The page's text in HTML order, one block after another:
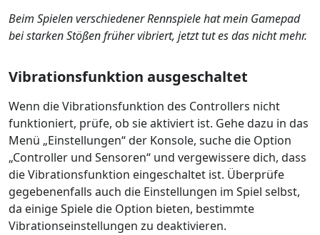
Beim Spielen verschiedener Rennspiele hat mein Gamepad
bei starken Stößen früher vibriert, jetzt tut es das nicht mehr.
Vibrationsfunktion ausgeschaltet
Wenn die Vibrationsfunktion des Controllers nicht
funktioniert, prüfe, ob sie aktiviert ist. Gehe dazu in das
Menü „Einstellungen“ der Konsole, suche die Option
„Controller und Sensoren“ und vergewissere dich, dass
die Vibrationsfunktion eingeschaltet ist. Überprüfe
gegebenenfalls auch die Einstellungen im Spiel selbst,
da einige Spiele die Option bieten, bestimmte
Vibrationseinstellungen zu deaktivieren.